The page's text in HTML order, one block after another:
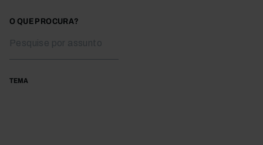
O QUE PROCURA?
TEMA